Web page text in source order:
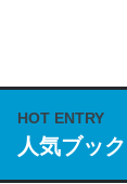
説してる記
https://
/064121
─GPTの仕組
HOT ENTRY
人気ブッ